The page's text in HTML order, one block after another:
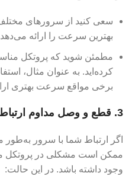
سعی کنید از سرورهای مختلف
بهترین سرعت را ارائه
مطمئن شوید که پروتکل
کرده‌اید. به عنوان مثال،
برخی مواقع سرعت بهتری
3. قطع و وصل مداوم
اگر ارتباط شما با سرور
ممکن است مشکلی در پروتکل
وجود داشته باشد. در این حالت: